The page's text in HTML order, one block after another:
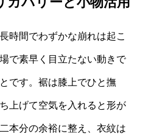
時間でわずかな崩れは起こ
で素早く目立たない動きで
です。裾は膝上でひと撫
上げて空気を入れると形が
本分の余裕に整え、衣紋は